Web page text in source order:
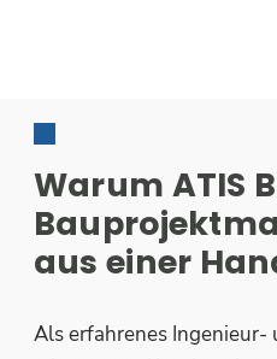
Warum ATIS
aus einer
Als erfahrenes